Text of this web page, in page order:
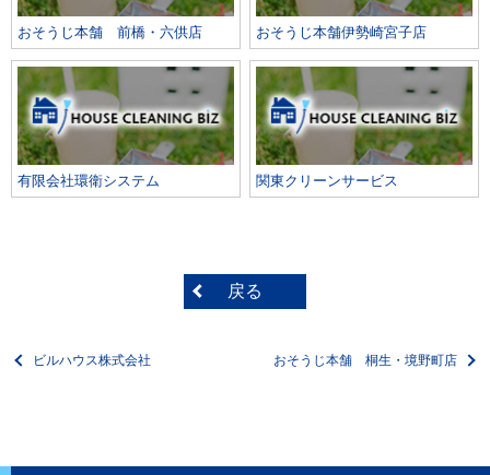
おそうじ本舗 前橋・六供店 おそうじ本舗伊勢崎宮子店
有限会社環衛システム 関東クリーンサービス
戻る
ビルハウス株式会社 おそうじ本舗 桐生・境野町店